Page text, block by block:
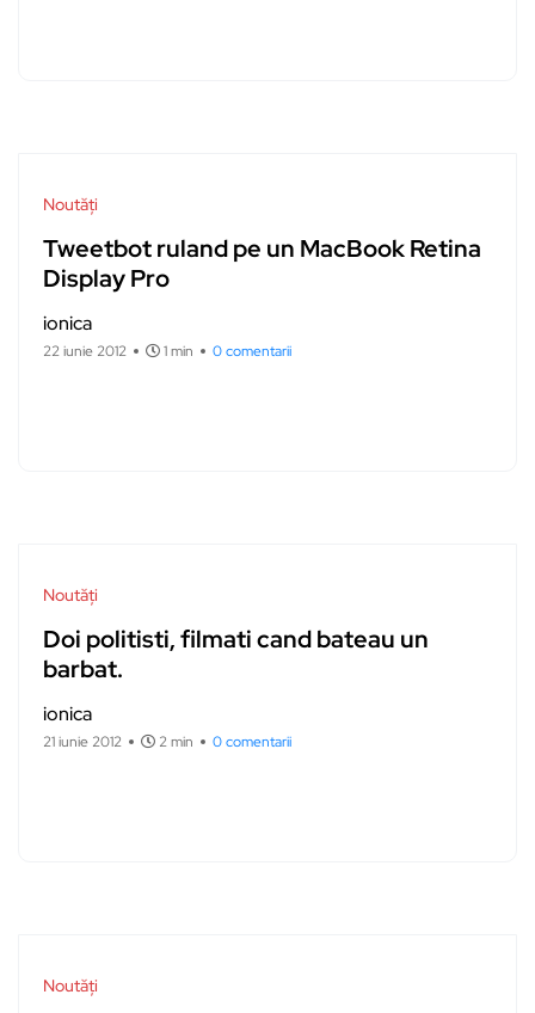
Noutăți
Tweetbot ruland pe un MacBook Retina
Display Pro
ionica
22 iunie 2012 1 min 0 comentarii
Noutăți
Doi politisti, filmati cand bateau un
barbat.
ionica
21 iunie 2012 2 min 0 comentarii
Noutăți